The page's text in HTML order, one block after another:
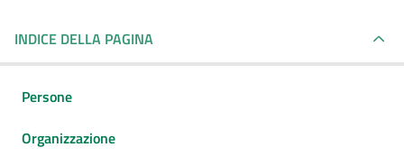
INDICE DELLA PAGINA
Persone
Organizzazione